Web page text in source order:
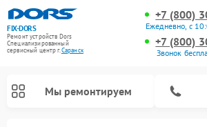
FIX-DORS
Ремонт устройств Dors
Специализированный
cервисный центр г.Саранск
+7 (800)
Ежедневно, с
+7 (800)
Звонок
Мы ремонтируем